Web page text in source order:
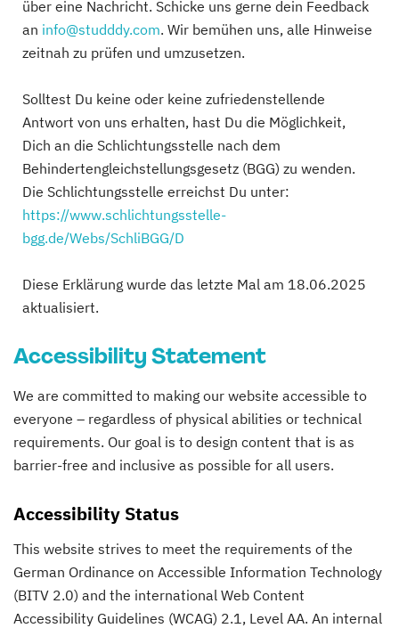
über eine Nachricht. Schicke uns gerne dein Feedback
an info@studddy.com. Wir bemühen uns, alle Hinweise
zeitnah zu prüfen und umzusetzen.
Solltest Du keine oder keine zufriedenstellende
Antwort von uns erhalten, hast Du die Möglichkeit,
Dich an die Schlichtungsstelle nach dem
Behindertengleichstellungsgesetz (BGG) zu wenden.
Die Schlichtungsstelle erreichst Du unter:
https://www.schlichtungsstelle-
bgg.de/Webs/SchliBGG/D
Diese Erklärung wurde das letzte Mal am 18.06.2025
aktualisiert.
Accessibility Statement
We are committed to making our website accessible to
everyone – regardless of physical abilities or technical
requirements. Our goal is to design content that is as
barrier-free and inclusive as possible for all users.
Accessibility Status
This website strives to meet the requirements of the
German Ordinance on Accessible Information Technology
(BITV 2.0) and the international Web Content
Accessibility Guidelines (WCAG) 2.1, Level AA. An internal